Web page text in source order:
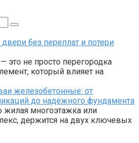
без переплат и потери
не просто перегородка
который влияет на
железобетонные: от
до надёжного фундамента
жилая многоэтажка или
держится на двух ключевых